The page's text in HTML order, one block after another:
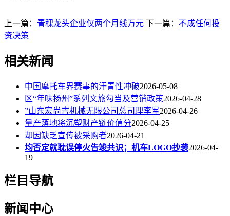
上一篇： 青稞龙头企业仅两个月线万元 下一篇： 不成任何投
资决策
相关新闻
中国摩托车界赛事的汗青性冲破2026-05-08
区“年味扬州”系列文旅勾当及营销政策2026-04-28
”山东宏尚吉机械无限公司总司理李军2026-04-26
量产落地将沉塑财产链价值分2026-04-25
却因缺乏宣传被采购者2026-04-21
均否定就耽误停火告竣共识；机车LOGO抄袭2026-04-
19
栏目导航
新闻中心